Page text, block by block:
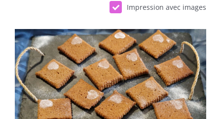
Impression avec images